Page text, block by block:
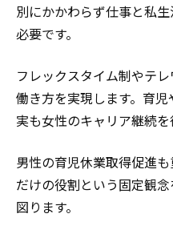
別にかかわらず仕事と私
必要です。
フレックスタイム制やテ
働き方を実現します。育
実も女性のキャリア継続を
男性の育児休業取得促進
だけの役割という固定観
図ります。